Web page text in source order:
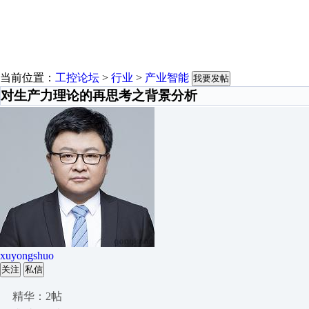
当前位置： 工控论坛 > 行业 > 产业智能 我要发帖
对生产力理论的再思考之背景分析
xuyongshuo
关注 私信
精华：2帖